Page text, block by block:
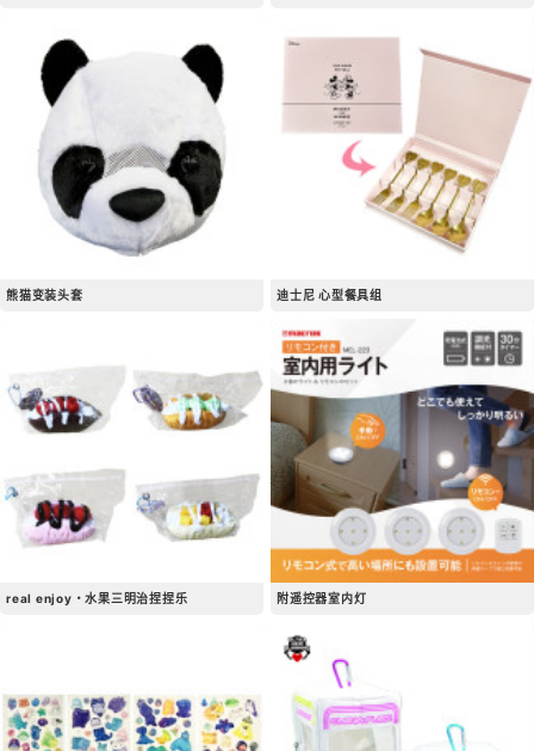
熊猫变装头套 迪士尼 心型餐具组
real enjoy・水果三明治捏捏乐 附遥控器室内灯